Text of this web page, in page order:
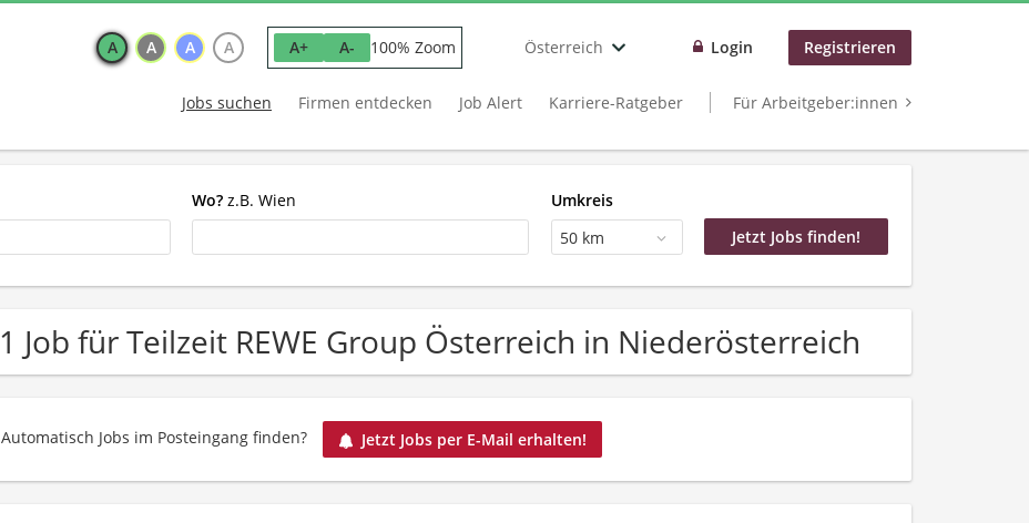
A A A A A+ A- 100% Zoom Österreich Login Registrieren
Jobs suchen Firmen entdecken Job Alert Karriere-Ratgeber Für Arbeitgeber:innen
Wo? z.B. Wien
Umkreis
50 km
1 Job für Teilzeit REWE Group Österreich in Niederösterreich
Automatisch Jobs im Posteingang finden? Jetzt Jobs per E-Mail erhalten!